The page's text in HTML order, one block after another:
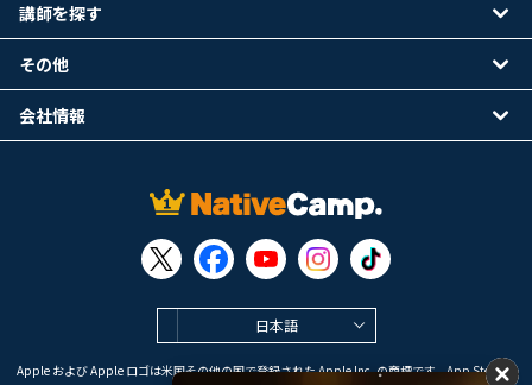
日本語
Apple および Apple ロゴは米国その他の国で登録された Apple Inc. の商標です。App Store は
講師を探す
その他
会社情報